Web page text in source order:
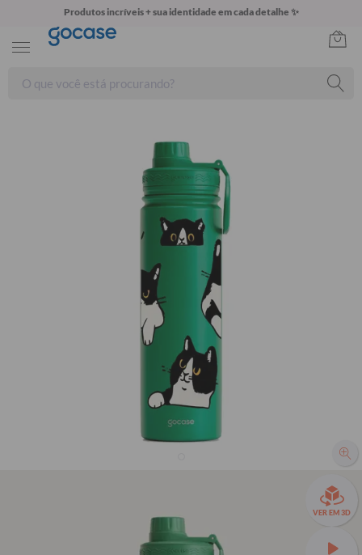
Produtos incríveis + sua identidade em cada detalhe ✨
VER EM 3D
Garrafa Térmica Fresh + Ebook - Gato Frajola